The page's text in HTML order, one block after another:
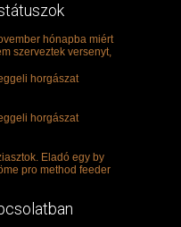
hónapba miért
szerveztek versenyt,
horgászat
horgászat
Eladó egy by
pro method feeder